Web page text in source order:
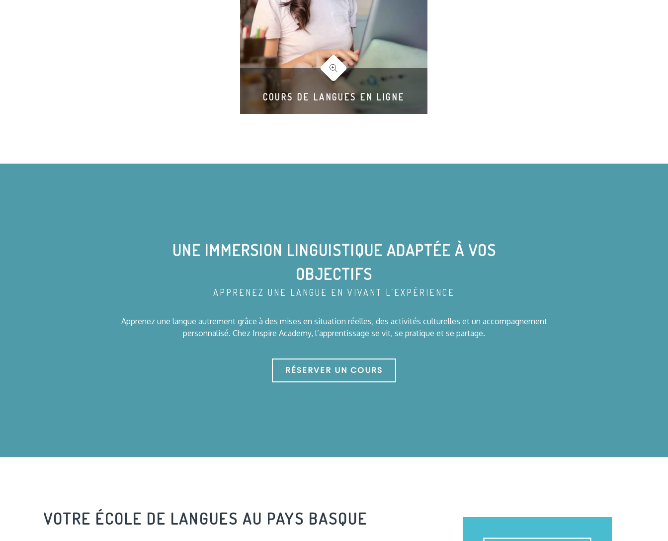
COURS DE LANGUES EN LIGNE
UNE IMMERSION LINGUISTIQUE ADAPTÉE À VOS
OBJECTIFS
APPRENEZ UNE LANGUE EN VIVANT L’EXPÉRIENCE
Apprenez une langue autrement grâce à des mises en situation réelles, des activités culturelles et un accompagnement
personnalisé. Chez Inspire Academy, l’apprentissage se vit, se pratique et se partage.
RÉSERVER UN COURS
VOTRE ÉCOLE DE LANGUES AU PAYS BASQUE